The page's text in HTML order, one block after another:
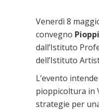
Venerdì 8
convegno
dall’Istituto
dell’Istituto
L’evento
pioppicoltura in
strategie per